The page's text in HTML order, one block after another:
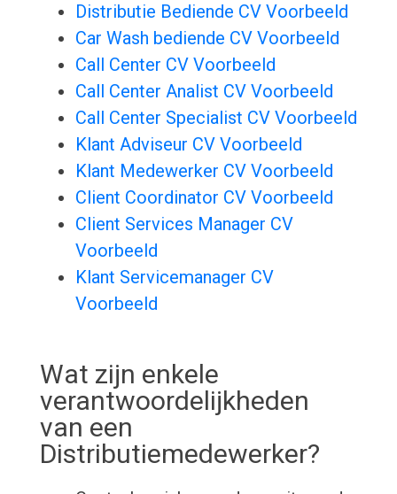
Distributie Bediende CV Voorbeeld
Car Wash bediende CV Voorbeeld
Call Center CV Voorbeeld
Call Center Analist CV Voorbeeld
Call Center Specialist CV Voorbeeld
Klant Adviseur CV Voorbeeld
Klant Medewerker CV Voorbeeld
Client Coordinator CV Voorbeeld
Client Services Manager CV
Voorbeeld
Klant Servicemanager CV
Voorbeeld
Wat zijn enkele
verantwoordelijkheden
van een
Distributiemedewerker?